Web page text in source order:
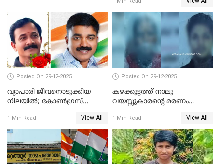
പിഴ
Posted On 29-12-2025
വ്യാപാരി ജീവനൊടുക്കിയ
നിലയില്‍; കോണ്‍ഗ്രസ്
മാനസികപീഡനമെന്ന് കുറിപ്പ്
1 Min Read View All
Posted On 29-12-2025
കഴക്കൂട്ടത്ത് നാലു
വയസ്സുകാരന്റെ മരണം
സുഹൃത്തും പൊലീസ്
കസ്റ്റഡിയിൽ
1 Min Read View All